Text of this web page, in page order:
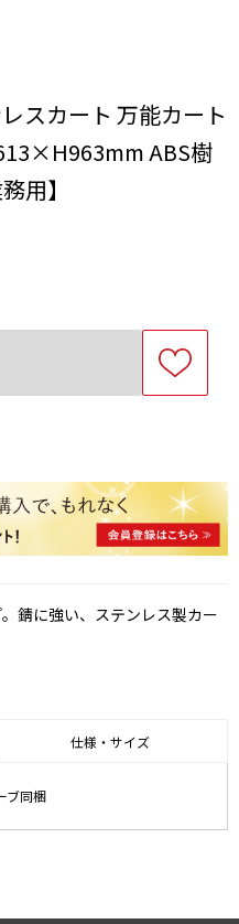
スカート 万能カート
ABS樹
用】
錆に強い、ステンレス製カー
仕様・サイズ
ブ同梱